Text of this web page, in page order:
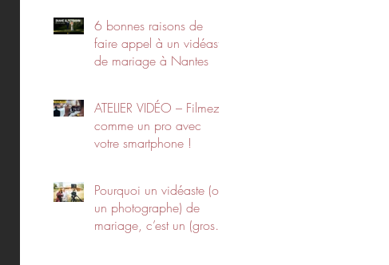
6 bonnes raisons de
faire appel à un vidéaste
de mariage à Nantes
ATELIER VIDÉO – Filmez
comme un pro avec
votre smartphone !
Pourquoi un vidéaste (ou
un photographe) de
mariage, c’est un (gros)